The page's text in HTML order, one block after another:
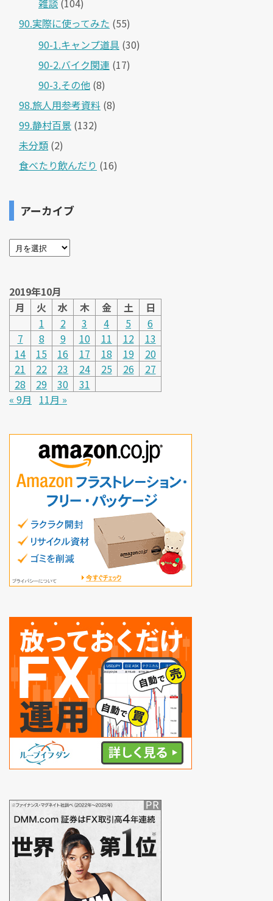
90.実際に使ってみた (55)
90-1.キャンプ道具 (30)
90-2.バイク関連 (17)
90-3.その他 (8)
98.旅人用参考資料 (8)
99.静村百景 (132)
未分類 (2)
食べたり飲んだり (16)
アーカイブ
2019年10月
月
火 水 木 金 土
日
1
2 3 4 5
6
7
8 9 10 11 12
13
14
15 16 17 18 19
20
21
22 23 24 25 26
27
28
29 30
31
« 9月
11月 »